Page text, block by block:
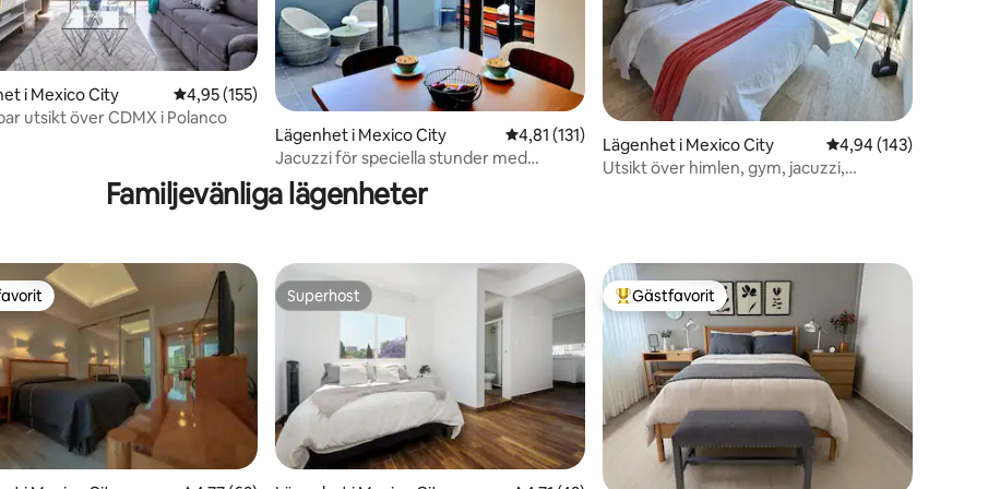
betyg, 121 omdömen
i Mexico City 4,95 av 5 i genomsnittligt betyg, 155 omdömen
4,95 (155)
utsikt över CDMX i Polanco
Lägenhet i Mexico City 4,81 av 5 i genomsnittligt betyg, 131 omdömen
4,81 (131)
Jacuzzi för speciella stunder med
luftkonditionering
Lägenhet i Mexico City 4,94 av 5 i
4,94 (143)
Utsikt över himlen, gym, jacuzzi,
Familjevänliga lägenheter
Superhost
Superhost Populär gästfavorit
Gästfavorit